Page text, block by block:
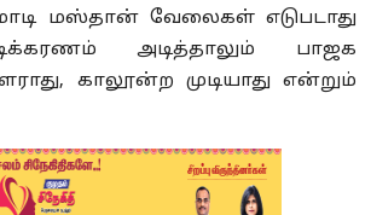
மஸ்தான் வேலைகள் எடுபடாது
அடித்தாலும் பாஜக
காலூன்ற முடியாது என்றும்